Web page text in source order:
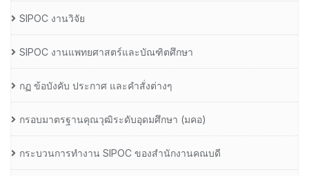
SIPOC งานวิจัย
SIPOC งานแพทยศาสตร์และบัณฑิตศึกษา
กฏ ข้อบังคับ ประกาศ และคำสั่งต่างๆ
กรอบมาตรฐานคุณวุฒิระดับอุดมศึกษา (มคอ)
กระบวนการทำงาน SIPOC ของสำนักงานคณบดี